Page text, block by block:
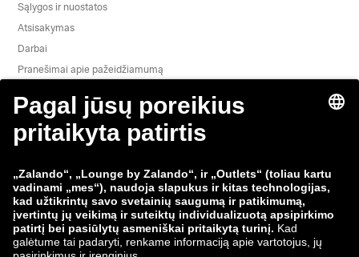
Sąlygos ir nuostatos
Atsisakymas
Darbai
Pranešimai apie pažeidžiamumą
„Zalando“ grupė
ABOUT YOU
Mokėjimo būdai
Mus taip pat rasite
Siuntimo ir pristatymo